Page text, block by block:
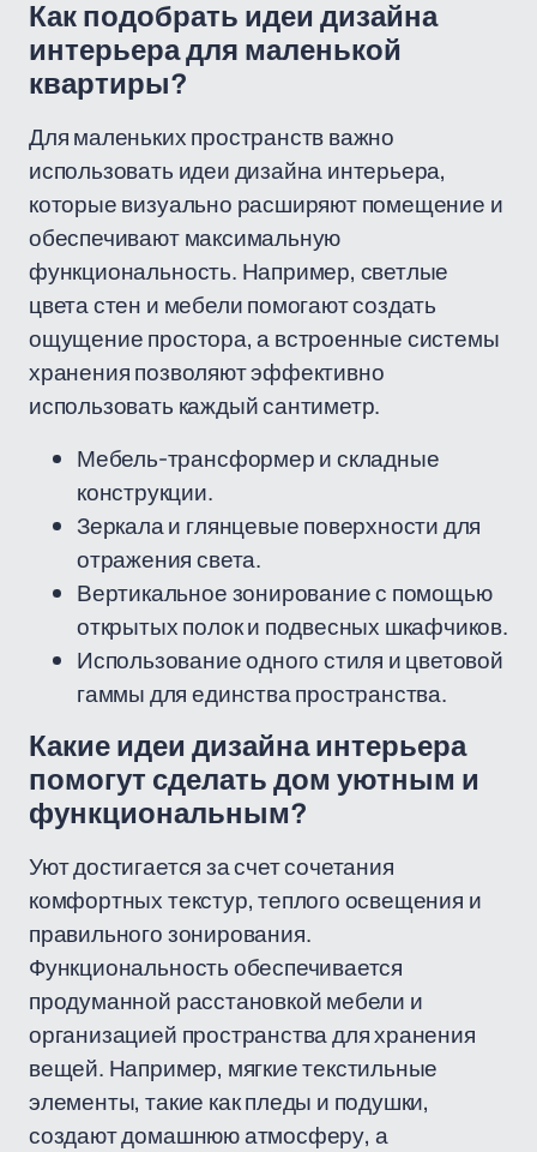
Как подобрать идеи дизайна
интерьера для маленькой
квартиры?
Для маленьких пространств важно
использовать идеи дизайна интерьера,
которые визуально расширяют помещение и
обеспечивают максимальную
функциональность. Например, светлые
цвета стен и мебели помогают создать
ощущение простора, а встроенные системы
хранения позволяют эффективно
использовать каждый сантиметр.
Мебель-трансформер и складные
конструкции.
Зеркала и глянцевые поверхности для
отражения света.
Вертикальное зонирование с помощью
открытых полок и подвесных шкафчиков.
Использование одного стиля и цветовой
гаммы для единства пространства.
Какие идеи дизайна интерьера
помогут сделать дом уютным и
функциональным?
Уют достигается за счет сочетания
комфортных текстур, теплого освещения и
правильного зонирования.
Функциональность обеспечивается
продуманной расстановкой мебели и
организацией пространства для хранения
вещей. Например, мягкие текстильные
элементы, такие как пледы и подушки,
создают домашнюю атмосферу, а